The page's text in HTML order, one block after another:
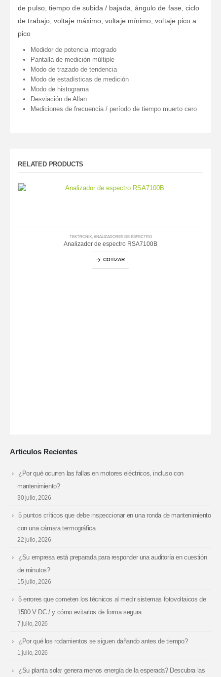
de pulso, tiempo de subida / bajada, ángulo de fase, ciclo
de trabajo, voltaje máximo, voltaje mínimo, voltaje pico a
pico
Medidor de potencia integrado
Pantalla de medición múltiple
Modo de trazado de tendencia
Modo de estadísticas de medición
Modo de histograma
Desviación de Allan
Mediciones de frecuencia / período de tiempo muerto cero
RELATED PRODUCTS
TEKTRONIX, ANALIZADORES DE ESPECTRO
Analizador de espectro RSA7100B
COTIZAR
Articulos Recientes
¿Por qué ocurren las fallas en motores eléctricos, incluso con
mantenimiento?
30 julio, 2026
5 puntos críticos que debe inspeccionar en una ronda de mantenimiento
con una cámara termográfica
22 julio, 2026
¿Su empresa está preparada para responder una auditoría en cuestión
de minutos?
15 julio, 2026
5 errores que cometen los técnicos al medir sistemas fotovoltaicos de
1500 V DC / y cómo evitarlos de forma segura
7 julio, 2026
¿Por qué los rodamientos se siguen dañando antes de tiempo?
1 julio, 2026
¿Su planta solar genera menos energía de la esperada? Descubra las